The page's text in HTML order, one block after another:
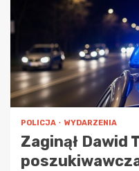
POLICJA WYDARZENIA
Zaginął Dawid